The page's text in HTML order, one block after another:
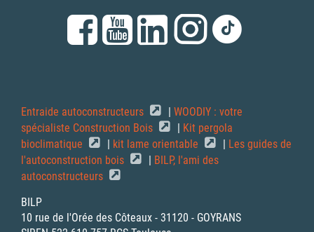
Entraide autoconstructeurs
WOODIY : votre
spécialiste Construction Bois
Kit pergola
bioclimatique
kit lame orientable
Les guides de
l'autoconstruction bois
BILP, l'ami des
autoconstructeurs
BILP
10 rue de l'Orée des Côteaux - 31120 - GOYRANS